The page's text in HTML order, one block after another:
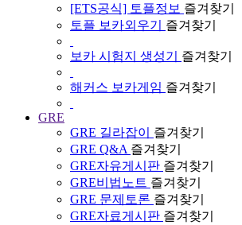
[ETS공식] 토플정보 즐겨찾기
토플 보카외우기
즐겨찾기
보카 시험지 생성기 즐겨찾기
해커스 보카게임 즐겨찾기
GRE
GRE 길라잡이
즐겨찾기
GRE Q&A 즐겨찾기
GRE자유게시판 즐겨찾기
GRE비법노트 즐겨찾기
GRE 문제토론 즐겨찾기
GRE자료게시판 즐겨찾기